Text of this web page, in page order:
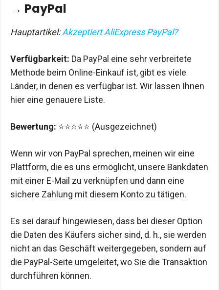
→ PayPal
Hauptartikel:Akzeptiert AliExpress PayPal?
Verfügbarkeit: Da PayPal eine sehr verbreitete
Methode beim Online-Einkauf ist, gibt es viele
Länder, in denen es verfügbar ist. Wir lassen Ihnen
hier eine genauere Liste.
Bewertung: ⭐⭐⭐⭐⭐ (Ausgezeichnet)
Wenn wir von PayPal sprechen, meinen wir eine
Plattform, die es uns ermöglicht, unsere Bankdaten
mit einer E-Mail zu verknüpfen und dann eine
sichere Zahlung mit diesem Konto zu tätigen.
Es sei darauf hingewiesen, dass bei dieser Option
die Daten des Käufers sicher sind, d. h., sie werden
nicht an das Geschäft weitergegeben, sondern auf
die PayPal-Seite umgeleitet, wo Sie die Transaktion
durchführen können.